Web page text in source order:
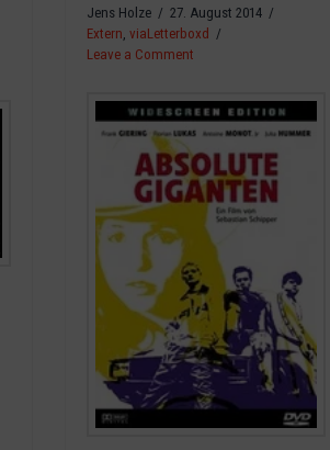
Jens Holze
27. August 2014
Extern ,viaLetterboxd
Leave a Comment